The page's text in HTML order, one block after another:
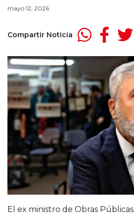
mayo 12, 2026
Compartir Noticia
El ex ministro de Obras